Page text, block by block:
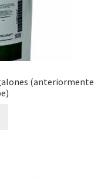
(anteriormente